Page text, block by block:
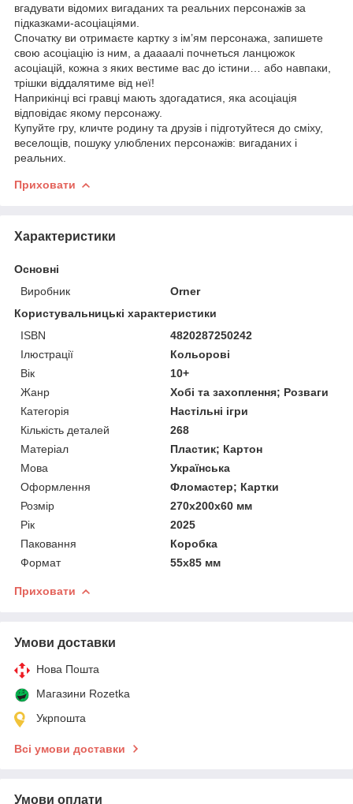
вгадувати відомих вигаданих та реальних персонажів за
підказками-асоціаціями.
Спочатку ви отримаєте картку з ім’ям персонажа, запишете
свою асоціацію із ним, а даааалі почнеться ланцюжок
асоціацій, кожна з яких вестиме вас до істини… або навпаки,
трішки віддалятиме від неї!
Наприкінці всі гравці мають здогадатися, яка асоціація
відповідає якому персонажу.
Купуйте гру, кличте родину та друзів і підготуйтеся до сміху,
веселощів, пошуку улюблених персонажів: вигаданих і
реальних.
Приховати
Характеристики
Основні
Виробник
Orner
Користувальницькі характеристики
ISBN
4820287250242
Ілюстрації
Кольорові
Вік
10+
Жанр
Хобі та захоплення; Розваги
Категорія
Настільні ігри
Кількість деталей
268
Матеріал
Пластик; Картон
Мова
Українська
Оформлення
Фломастер; Картки
Розмір
270х200х60 мм
Рік
2025
Паковання
Коробка
Формат
55х85 мм
Приховати
Умови доставки
Нова Пошта
Магазини Rozetka
Укрпошта
Всі умови доставки
Умови оплати